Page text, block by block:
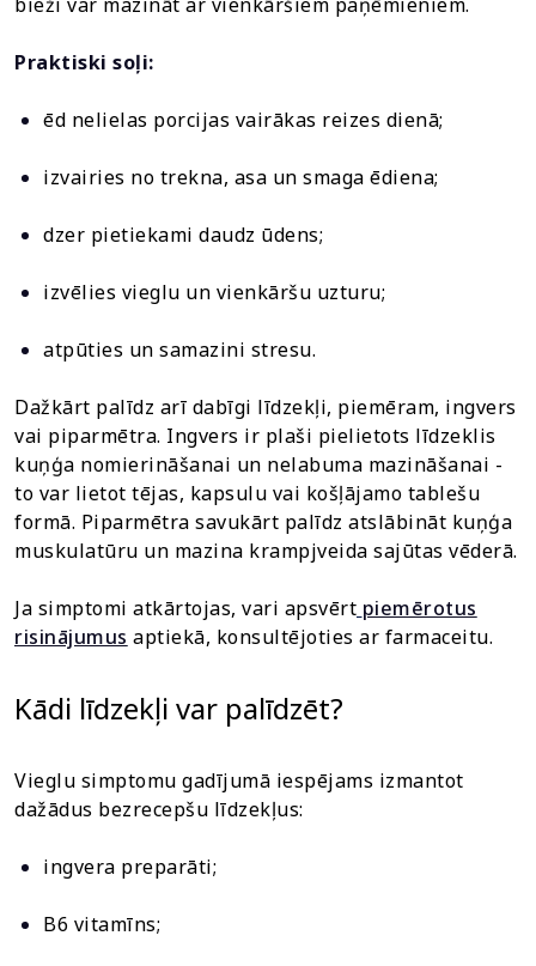
Praktiski soļi:
ēd nelielas porcijas vairākas reizes dienā;
izvairies no trekna, asa un smaga ēdiena;
dzer pietiekami daudz ūdens;
izvēlies vieglu un vienkāršu uzturu;
atpūties un samazini stresu.
Dažkārt palīdz arī dabīgi līdzekļi, piemēram, ingvers
vai piparmētra. Ingvers ir plaši pielietots līdzeklis
kuņģa nomierināšanai un nelabuma mazināšanai -
to var lietot tējas, kapsulu vai košļājamo tablešu
formā. Piparmētra savukārt palīdz atslābināt kuņģa
muskulatūru un mazina krampjveida sajūtas vēderā.
Ja simptomi atkārtojas, vari apsvērt piemērotus
risinājumus aptiekā, konsultējoties ar farmaceitu.
Kādi līdzekļi var palīdzēt?
Vieglu simptomu gadījumā iespējams izmantot
dažādus bezrecepšu līdzekļus:
ingvera preparāti;
B6 vitamīns;